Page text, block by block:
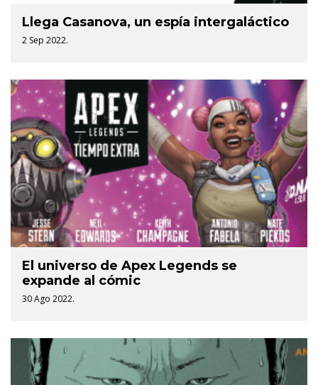
Llega Casanova, un espía intergaláctico
2 Sep 2022.
El universo de Apex Legends se
expande al cómic
30 Ago 2022.